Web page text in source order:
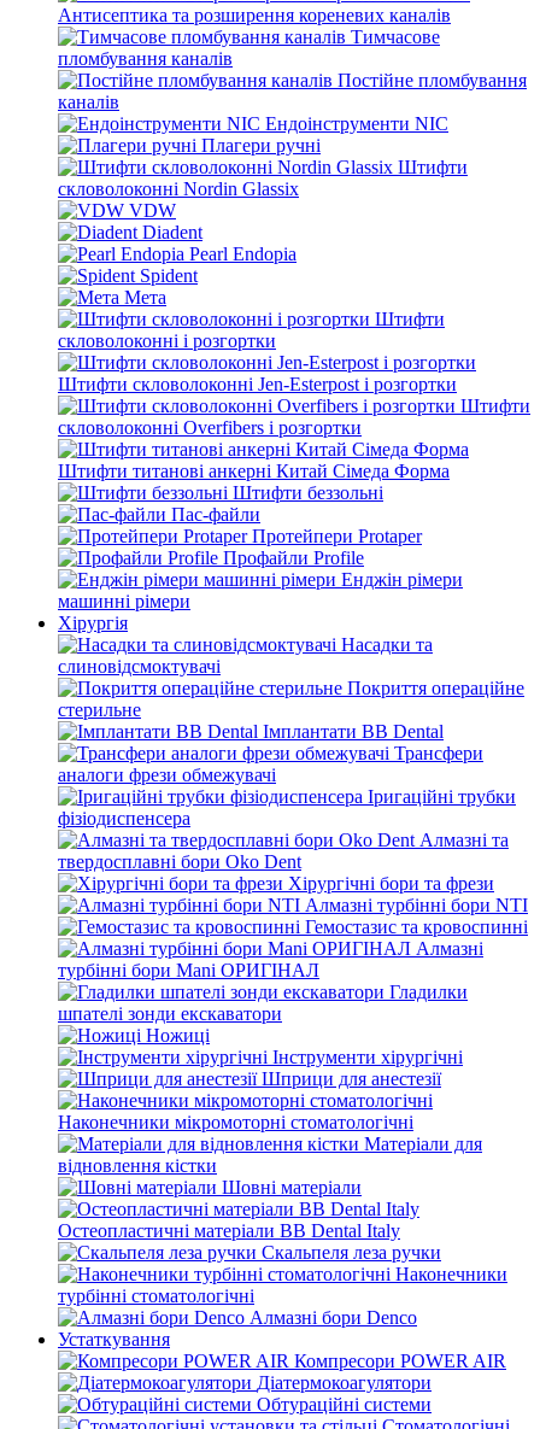
Антисептика та розширення кореневих каналів
Тимчасове
пломбування каналів
Постійне пломбування
каналів
Ендоінструменти NIC
Плагери ручні
Штифти
скловолоконні Nordin Glassix
VDW
Diadent
Pearl Endopia
Spident
Мета
Штифти
скловолоконні і розгортки
Штифти скловолоконні Jen-Esterpost і розгортки
Штифти
скловолоконні Overfibers і розгортки
Штифти титанові анкерні Китай Сімеда Форма
Штифти беззольні
Пас-файли
Протейпери Protaper
Профайли Profile
Енджін рімери
машинні рімери
Хірургія
Насадки та
слиновідсмоктувачі
Покриття операційне
стерильне
Імплантати BB Dental
Трансфери
аналоги фрези обмежувачі
Іригаційні трубки
фізіодиспенсера
Алмазні та
твердосплавні бори Oko Dent
Хірургічні бори та фрези
Алмазні турбінні бори NTI
Гемостазис та кровоспинні
Алмазні
турбінні бори Mani ОРИГІНАЛ
Гладилки
шпателі зонди екскаватори
Ножиці
Інструменти хірургічні
Шприци для анестезії
Наконечники мікромоторні стоматологічні
Матеріали для
відновлення кістки
Шовні матеріали
Остеопластичні матеріали BB Dental Italy
Скальпеля леза ручки
Наконечники
турбінні стоматологічні
Алмазні бори Denco
Устаткування
Компресори POWER AIR
Діатермокоагулятори
Обтураційні системи